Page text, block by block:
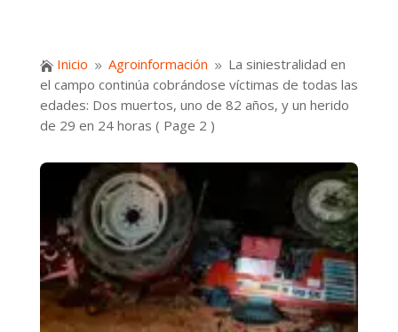
 Inicio 9 Agroinformación 9 La siniestralidad en
el campo continúa cobrándose víctimas de todas las
edades: Dos muertos, uno de 82 años, y un herido
de 29 en 24 horas ( Page 2 )